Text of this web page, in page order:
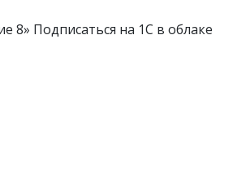
8» Подписаться на 1С в облаке